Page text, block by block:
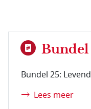
Bundel
Bundel 25:
Lees meer